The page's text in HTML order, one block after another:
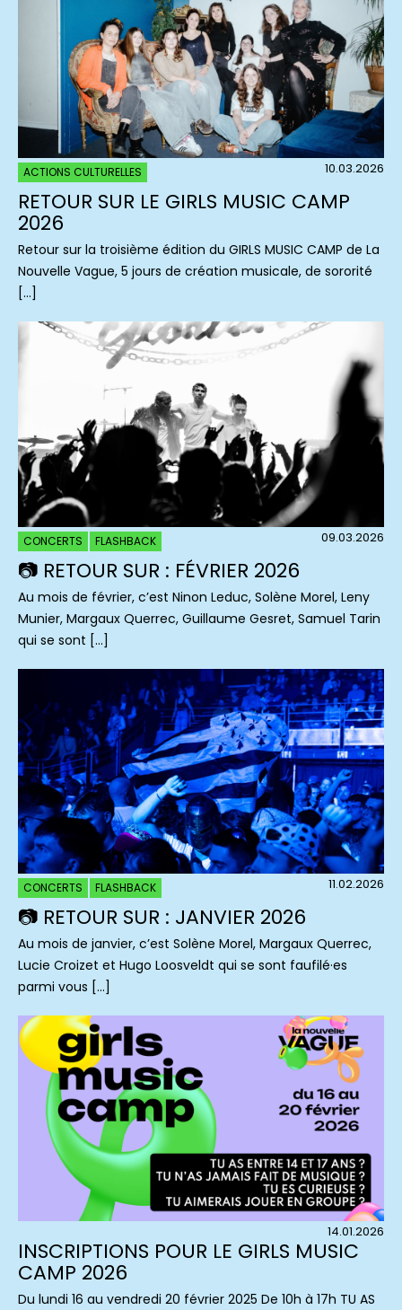
ACTIONS CULTURELLES 10.03.2026
RETOUR SUR LE GIRLS MUSIC CAMP
2026
Retour sur la troisième édition du GIRLS MUSIC CAMP de La
Nouvelle Vague, 5 jours de création musicale, de sororité
[…]
CONCERTS FLASHBACK 09.03.2026
📷 RETOUR SUR : FÉVRIER 2026
Au mois de février, c’est Ninon Leduc, Solène Morel, Leny
Munier, Margaux Querrec, Guillaume Gesret, Samuel Tarin
qui se sont […]
CONCERTS FLASHBACK 11.02.2026
📷 RETOUR SUR : JANVIER 2026
Au mois de janvier, c’est Solène Morel, Margaux Querrec,
Lucie Croizet et Hugo Loosveldt qui se sont faufilé·es
parmi vous […]
14.01.2026
INSCRIPTIONS POUR LE GIRLS MUSIC
CAMP 2026
Du lundi 16 au vendredi 20 février 2025 De 10h à 17h TU AS